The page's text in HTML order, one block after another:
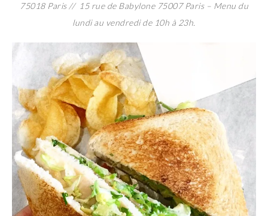
75018 Paris // 15 rue de Babylone 75007 Paris – Menu du
lundi au vendredi de 10h à 23h.